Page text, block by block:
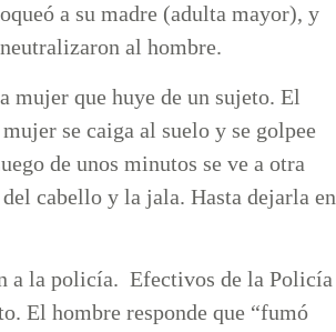
a su madre (adulta mayor), y
al hombre.
mujer que huye de un sujeto. El
se caiga al suelo y se golpee
de unos minutos se ve a otra
cabello y la jala. Hasta dejarla en
a la policía. Efectivos de la Policía
El hombre responde que “fumó